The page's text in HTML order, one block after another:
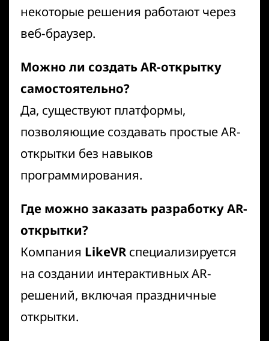
некоторые решения работают через
веб-браузер.
Можно ли создать AR-открытку
самостоятельно?
Да, существуют платформы,
позволяющие создавать простые AR-
открытки без навыков
программирования.
Где можно заказать разработку AR-
открытки?
Компания LikeVRспециализируется
на создании интерактивных AR-
решений, включая праздничные
открытки.